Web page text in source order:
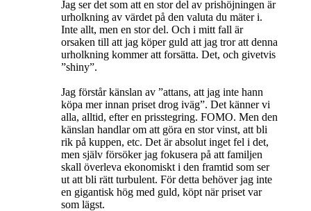
Jag ser det som att en stor del av prishöjningen är
urholkning av värdet på den valuta du mäter i.
Inte allt, men en stor del. Och i mitt fall är
orsaken till att jag köper guld att jag tror att denna
urholkning kommer att forsätta. Det, och givetvis
”shiny”.
Jag förstår känslan av ”attans, att jag inte hann
köpa mer innan priset drog iväg”. Det känner vi
alla, alltid, efter en prisstegring. FOMO. Men den
känslan handlar om att göra en stor vinst, att bli
rik på kuppen, etc. Det är absolut inget fel i det,
men själv försöker jag fokusera på att familjen
skall överleva ekonomiskt i den framtid som ser
ut att bli rätt turbulent. För detta behöver jag inte
en gigantisk hög med guld, köpt när priset var
som lägst.